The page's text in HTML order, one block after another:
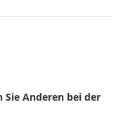
Anderen bei der